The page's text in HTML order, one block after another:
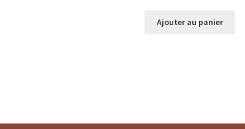
Ajouter au panier